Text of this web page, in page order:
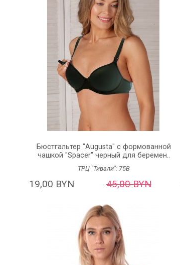
Бюстгальтер "Augusta" с формованной
чашкой "Spacer" черный для беремен..
ТРЦ "Тивали": 75B
19,00 BYN 45,00 BYN